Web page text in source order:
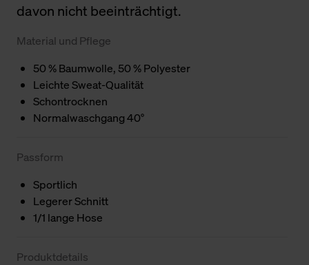
davon nicht beeinträchtigt.
Material und Pflege
50 % Baumwolle, 50 % Polyester
Leichte Sweat-Qualität
Schontrocknen
Normalwaschgang 40°
Passform
Sportlich
Legerer Schnitt
1/1 lange Hose
Produktdetails